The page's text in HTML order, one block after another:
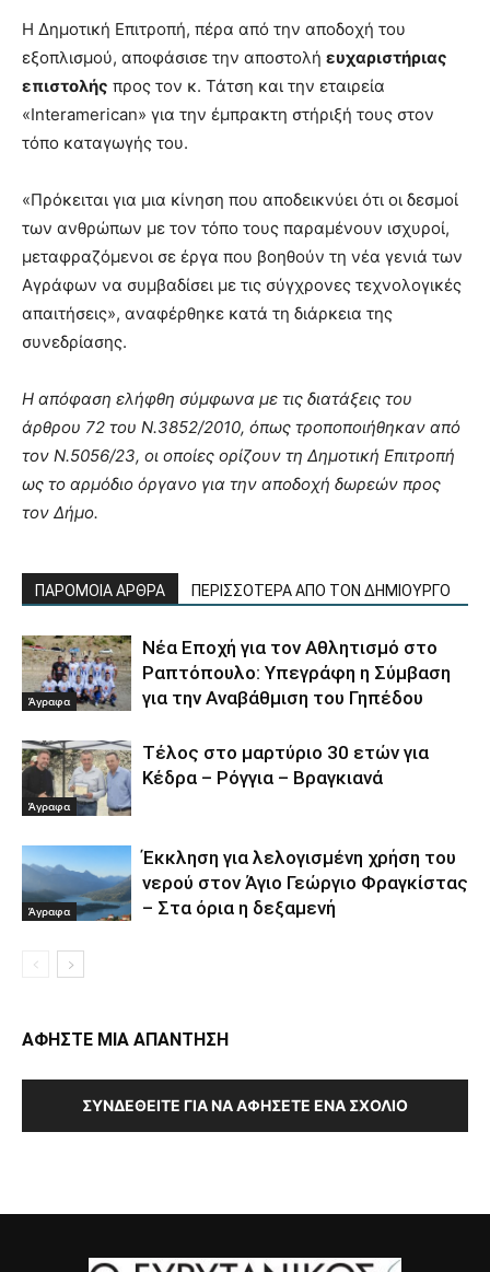
Η Δημοτική Επιτροπή, πέρα από την αποδοχή του
εξοπλισμού, αποφάσισε την αποστολή ευχαριστήριας
επιστολής προς τον κ. Τάτση και την εταιρεία
«Interamerican» για την έμπρακτη στήριξή τους στον
τόπο καταγωγής του.
«Πρόκειται για μια κίνηση που αποδεικνύει ότι οι δεσμοί
των ανθρώπων με τον τόπο τους παραμένουν ισχυροί,
μεταφραζόμενοι σε έργα που βοηθούν τη νέα γενιά των
Αγράφων να συμβαδίσει με τις σύγχρονες τεχνολογικές
απαιτήσεις», αναφέρθηκε κατά τη διάρκεια της
συνεδρίασης.
Η απόφαση ελήφθη σύμφωνα με τις διατάξεις του
άρθρου 72 του Ν.3852/2010, όπως τροποποιήθηκαν από
τον Ν.5056/23, οι οποίες ορίζουν τη Δημοτική Επιτροπή
ως το αρμόδιο όργανο για την αποδοχή δωρεών προς
τον Δήμο.
ΠΑΡΟΜΟΙΑ ΑΡΘΡΑ ΠΕΡΙΣΣΟΤΕΡΑ ΑΠΟ ΤΟΝ ΔΗΜΙΟΥΡΓΟ
Άγραφα
Νέα Εποχή για τον Αθλητισμό στο
Ραπτόπουλο: Υπεγράφη η Σύμβαση
για την Αναβάθμιση του Γηπέδου
Άγραφα
Τέλος στο μαρτύριο 30 ετών για
Κέδρα – Ρόγγια – Βραγκιανά
Άγραφα
Έκκληση για λελογισμένη χρήση του
νερού στον Άγιο Γεώργιο Φραγκίστας
– Στα όρια η δεξαμενή
ΑΦΗΣΤΕ ΜΙΑ ΑΠΑΝΤΗΣΗ
ΣΥΝΔΕΘΕΊΤΕ ΓΙΑ ΝΑ ΑΦΉΣΕΤΕ ΈΝΑ ΣΧΌΛΙΟ